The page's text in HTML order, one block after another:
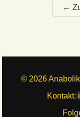
←
© 2026
Kontakt: